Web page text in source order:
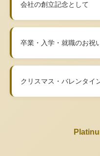
会社の創立記念として
卒業・入学・就職のお祝
クリスマス・バレンタイ